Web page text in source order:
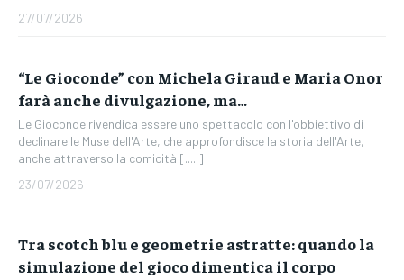
27/07/2026
“Le Gioconde” con Michela Giraud e Maria Onor
farà anche divulgazione, ma…
Le Gioconde rivendica essere uno spettacolo con l'obbiettivo di
declinare le Muse dell'Arte, che approfondisce la storia dell'Arte,
anche attraverso la comicità [.....]
23/07/2026
Tra scotch blu e geometrie astratte: quando la
simulazione del gioco dimentica il corpo